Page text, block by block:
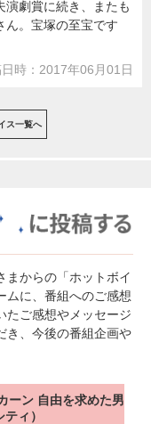
演劇賞に続き、またも
ん。宝塚の至宝です
時：2017年06月01日
ス一覧へ
まからの「ホットボイ
ムに、番組へのご感想
たご感想やメッセージ
き、今後の番組企画や
ン 自由を求めた男
ィ）